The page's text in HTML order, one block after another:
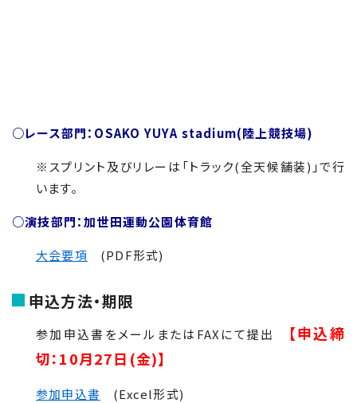
○レース部門：OSAKO YUYA stadium(陸上競技場)
※スプリント及びリレーは「トラック(全天候舗装) 」で行
います。
○演技部門：加世田運動公園体育館
大会要項 (PDF形式)
申込方法・期限
参加申込書をメールまたはFAXにて提出
【申込締
切：10月27日(金)】
参加申込書 (Excel形式)